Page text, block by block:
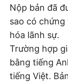
Nộp bản đã
sao có
hóa lãnh sự.
Trường hợp
bằng tiếng
tiếng Việt.